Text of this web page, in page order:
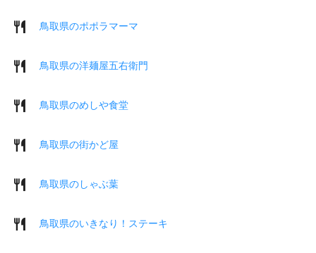
鳥取県のポポラマーマ
鳥取県の洋麺屋五右衛門
鳥取県のめしや食堂
鳥取県の街かど屋
鳥取県のしゃぶ葉
鳥取県のいきなり！ステーキ